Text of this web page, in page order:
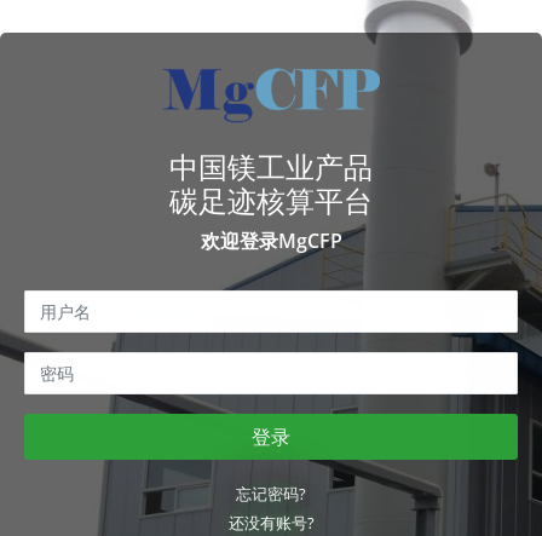
中国镁工业产品
碳足迹核算平台
欢迎登录MgCFP
登录
忘记密码?
还没有账号?